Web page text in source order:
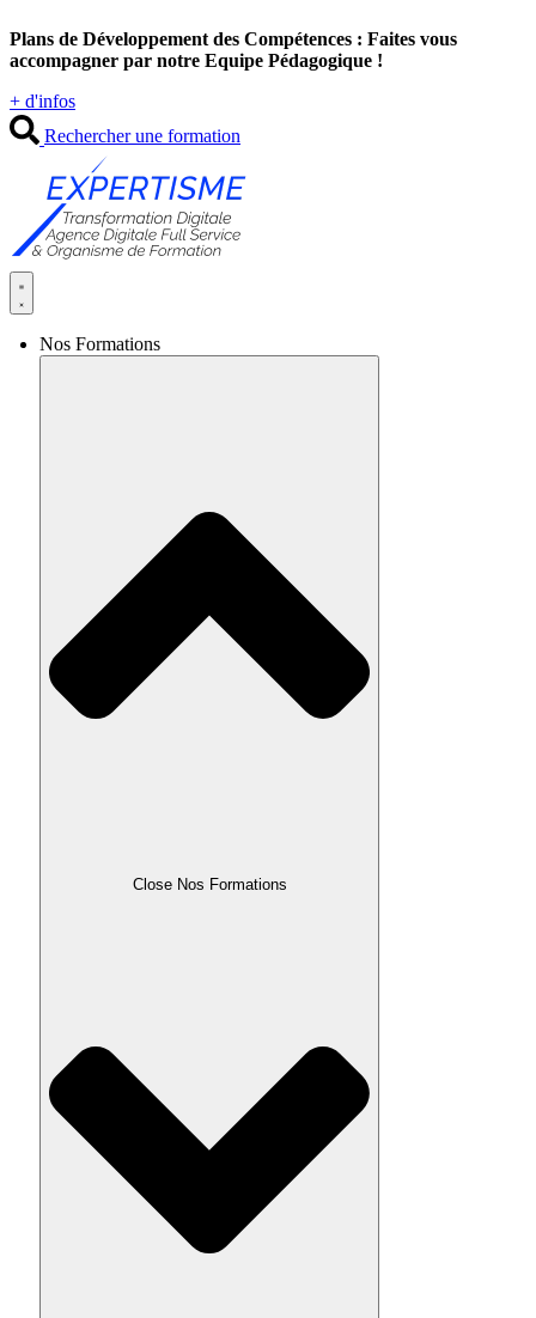
au
contenu
Plans de Développement des Compétences : Faites vous
accompagner par notre Equipe Pédagogique !
+ d'infos
Rechercher une formation
Nos Formations
Close Nos Formations